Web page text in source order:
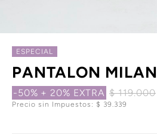
ESPECIAL
PANTALON MILAN
-50% + 20% EXTRA $ 119.000
Precio sin Impuestos: $ 39.339